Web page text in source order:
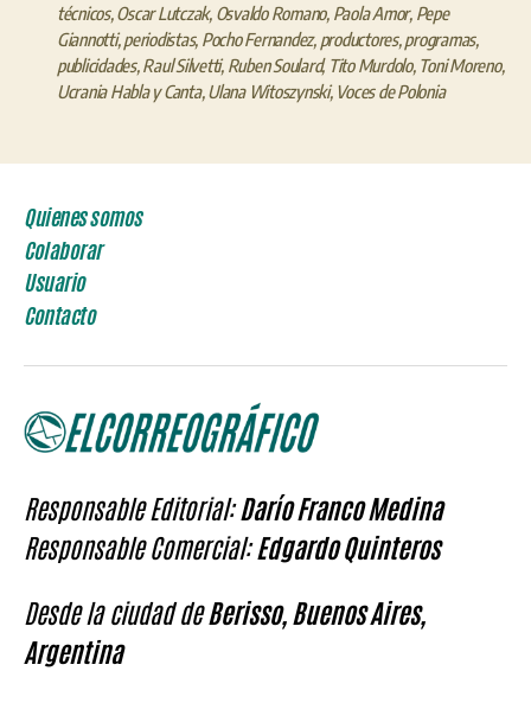
técnicos, Oscar Lutczak, Osvaldo Romano, Paola Amor, Pepe
Giannotti, periodistas, Pocho Fernandez, productores, programas,
publicidades, Raul Silvetti, Ruben Soulard, Tito Murdolo, Toni Moreno,
Ucrania Habla y Canta, Ulana Witoszynski, Voces de Polonia
Quienes somos
Colaborar
Usuario
Contacto
Responsable Editorial:Darío Franco Medina
Responsable Comercial:Edgardo Quinteros
Desde la ciudad deBerisso, Buenos Aires,
Argentina